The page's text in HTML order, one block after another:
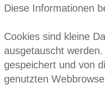
Diese Informationen
Cookies sind kleine
ausgetauscht
gespeichert und von
genutzten